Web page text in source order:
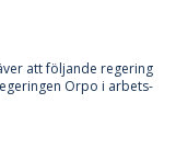
att föl­jan­de re­ge­ring
Orpo i ar­bets­